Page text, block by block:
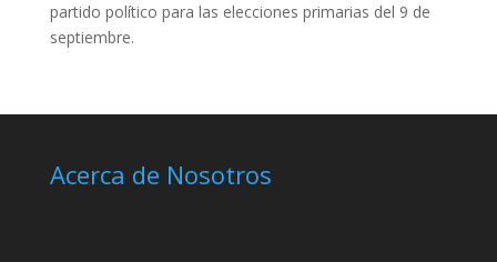
partido político para las elecciones primarias del 9 de
septiembre.
Acerca de Nosotros